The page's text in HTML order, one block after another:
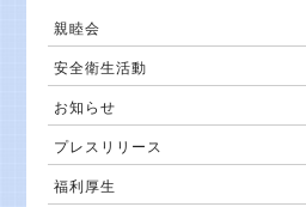
親睦会
安全衛生活動
お知らせ
プレスリリース
福利厚生